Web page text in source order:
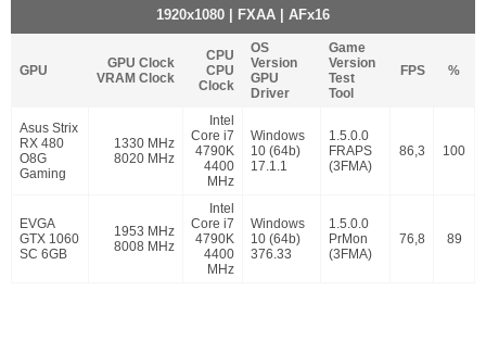
1920x1080 | FXAA | AFx16
GPU
GPU Clock
VRAM Clock
CPU
CPU
Clock
OS
Version
GPU
Driver
Game
Version
Test
Tool
FPS %
Asus Strix
RX 480
O8G
Gaming
1330 MHz
8020 MHz
Intel
Core i7
4790K
4400
MHz
Windows
10 (64b)
17.1.1
1.5.0.0
FRAPS
(3FMA)
86,3 100
EVGA
GTX 1060
SC 6GB
1953 MHz
8008 MHz
Intel
Core i7
4790K
4400
MHz
Windows
10 (64b)
376.33
1.5.0.0
PrMon
(3FMA)
76,8 89